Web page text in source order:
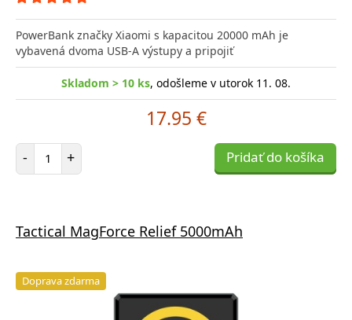
PowerBank značky Xiaomi s kapacitou 20000 mAh je
vybavená dvoma USB-A výstupy a pripojiť
Skladom > 10 ks, odošleme v utorok 11. 08.
17.95 €
- Počet položiek
+ Pridať do košíka
Tactical MagForce Relief 5000mAh
Doprava zdarma